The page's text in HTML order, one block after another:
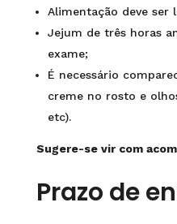
Alimentação deve ser
Jejum de três horas
exame;
É necessário
creme no rosto e
etc).
Sugere-se vir com
Prazo de